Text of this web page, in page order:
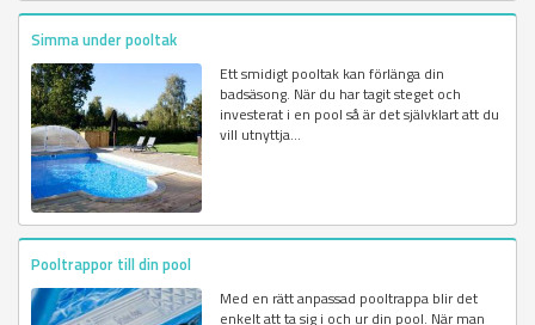
Simma under pooltak
Ett smidigt pooltak kan förlänga din
badsäsong. När du har tagit steget och
investerat i en pool så är det självklart att du
vill utnyttja...
Pooltrappor till din pool
Med en rätt anpassad pooltrappa blir det
enkelt att ta sig i och ur din pool. När man